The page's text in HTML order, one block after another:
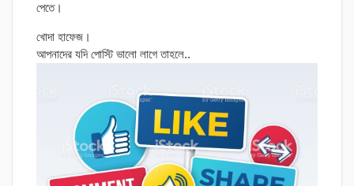
পেতে।
খোদা হাফেজ।
আপনাদের যদি পোস্টি ভালো লাগে তাহলে..